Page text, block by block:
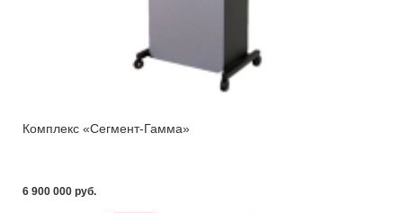
Комплекс «Сегмент-Гамма»
6 900 000 pуб.